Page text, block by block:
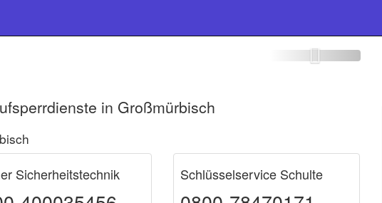
in Großmürbisch
Sicherheitstechnik Schlüsselservice Schulte